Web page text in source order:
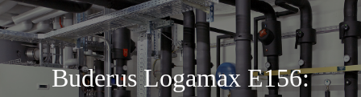
Buderus Logamax E156: